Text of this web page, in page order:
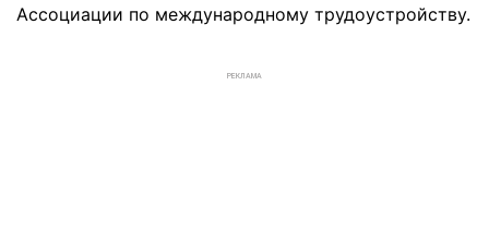
Ассоциации по международному трудоустройству.
РЕКЛАМА